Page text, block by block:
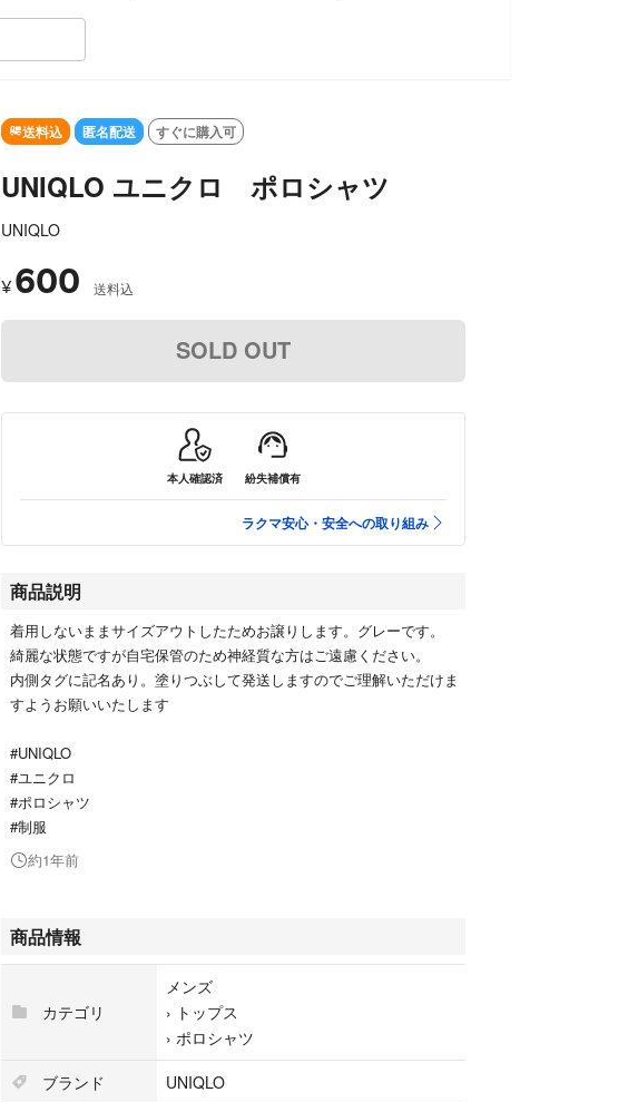
送料込 匿名配送 すぐに購入可
UNIQLO ユニクロ ポロシャツ
UNIQLO
¥ 600 送料込
SOLD OUT
本人確認済 紛失補償有
ラクマ安心・安全への取り組み
商品説明
着用しないままサイズアウトしたためお譲りします。グレーです。
綺麗な状態ですが自宅保管のため神経質な方はご遠慮ください。
内側タグに記名あり。塗りつぶして発送しますのでご理解いただけま
すようお願いいたします
#UNIQLO
#ユニクロ
#ポロシャツ
#制服
約1年前
商品情報
カテゴリ
メンズ
› トップス
› ポロシャツ
ブランド
UNIQLO